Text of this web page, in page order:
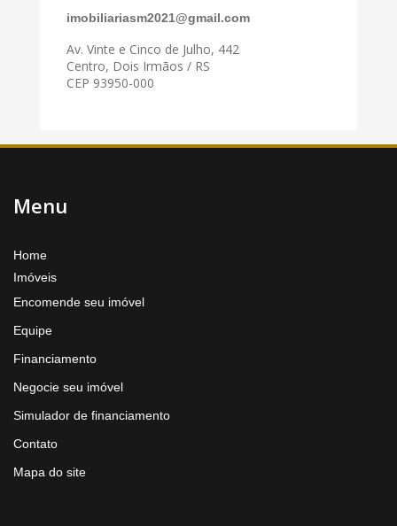
imobiliariasm2021@gmail.com
Av. Vinte e Cinco de Julho, 442
Centro, Dois Irmãos / RS
CEP 93950-000
Menu
Home
Imóveis
Encomende seu imóvel
Equipe
Financiamento
Negocie seu imóvel
Simulador de financiamento
Contato
Mapa do site